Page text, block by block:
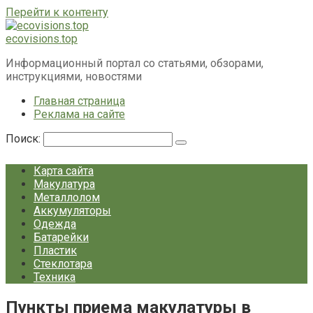
Перейти к контенту
ecovisions.top
Информационный портал со статьями, обзорами,
инструкциями, новостями
Главная страница
Реклама на сайте
Поиск:
Карта сайта
Макулатура
Металлолом
Аккумуляторы
Одежда
Батарейки
Пластик
Стеклотара
Техника
Пункты приема макулатуры в